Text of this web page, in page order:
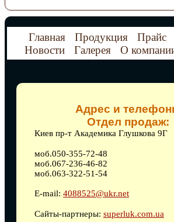
Главная Продукция Прайс
Новости
Галерея О
Адрес и
Отдел продаж:
Киев пр-т Академика Глушкова 9Г
моб.050-355-72-48
моб.067-236-46-82
моб.063-322-51-54
E-mail: 4088525@ukr.net
Сайты-партнеры: superluk.com.ua